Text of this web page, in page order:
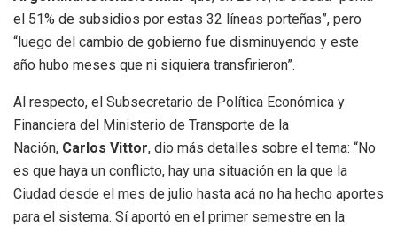
el 51% de subsidios por estas 32 líneas porteñas”, pero
“luego del cambio de gobierno fue disminuyendo y este
año hubo meses que ni siquiera transfirieron”.
Al respecto, el Subsecretario de Política Económica y
Financiera del Ministerio de Transporte de la
Nación, Carlos Vittor, dio más detalles sobre el tema: “No
es que haya un conflicto, hay una situación en la que la
Ciudad desde el mes de julio hasta acá no ha hecho aportes
para el sistema. Sí aportó en el primer semestre en la